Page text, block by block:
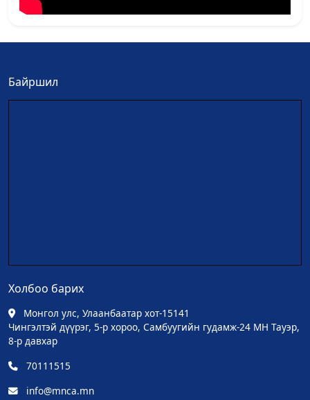
Байршил
Холбоо барих
Монгол улс, Улаанбаатар хот-15141
Чингэлтэй дүүрэг, 5-р хороо, Самбуугийн гудамж-24 МН Тауэр,
8-р давхар
70111515
info@mnca.mn